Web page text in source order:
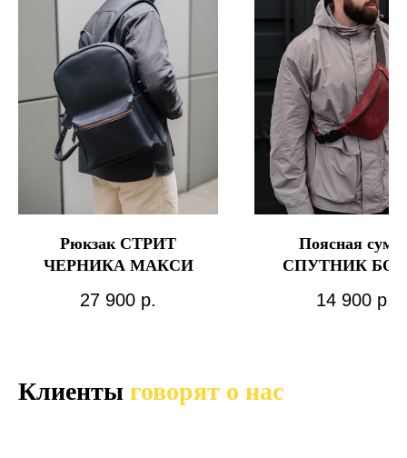
Рюкзак СТРИТ
ЧЕРНИКА МАКСИ
27 900 р.
Поясная
СПУТНИК
14 900 р.
Клиенты говорят о нас